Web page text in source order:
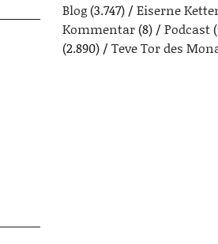
Blog(3.747) Eiserne
Kommentar(8) Podcast
(2.890)
Teve Tor des